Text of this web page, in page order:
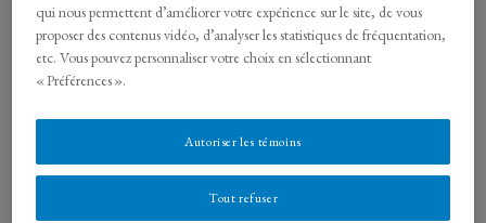
Versions précédentes
Version 14 — Novembre 2022
qui nous permettent d’améliorer votre expérience sur le site, de vous
proposer des contenus vidéo, d’analyser les statistiques de fréquentation,
etc. Vous pouvez personnaliser votre choix en sélectionnant
« Préférences ».
Tout refuser
Autoriser les témoins